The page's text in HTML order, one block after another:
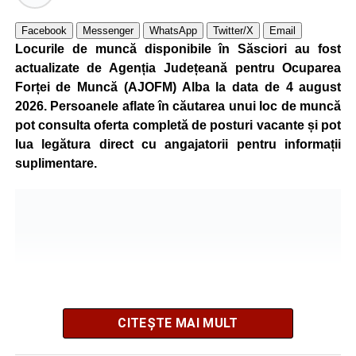
Kronospan se numără printre cei mai mari consumatori de
energie electrică din România. O parte din necesarul
energetic este acoperită prin producția proprie de energie,
realizată cu ajutorul panourilor fotovoltaice și al unităților
de cogenerare.
Reprezentanții companiei afirmă că vor continua
colaborarea cu autoritățile și operatorii din domeniul
energetic pentru a contribui la depășirea perioadei dificile
Facebook Messenger WhatsApp Twitter/X Email
Locurile de muncă disponibile în Săsciori au fost
actualizate de Agenția Județeană pentru Ocuparea
Forței de Muncă (AJOFM) Alba la data de 4 august
2026. Persoanele aflate în căutarea unui loc de muncă
pot consulta oferta completă de posturi vacante și pot
lua legătura direct cu angajatorii pentru informații
suplimentare.
CITEȘTE MAI MULT